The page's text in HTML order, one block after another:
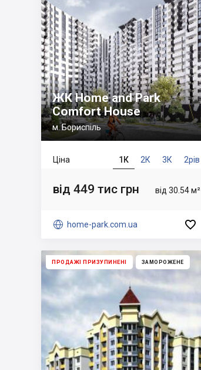
ЖК Home and Park
Comfort House
м. Бориспіль
1К 2К 3К 2рів
Ціна
від 30.54 м²
від 449 тис грн
 home-park.com.ua 
ПРОДАЖІ ПРИЗУПИНЕНІ ЗАМОРОЖЕНЕ